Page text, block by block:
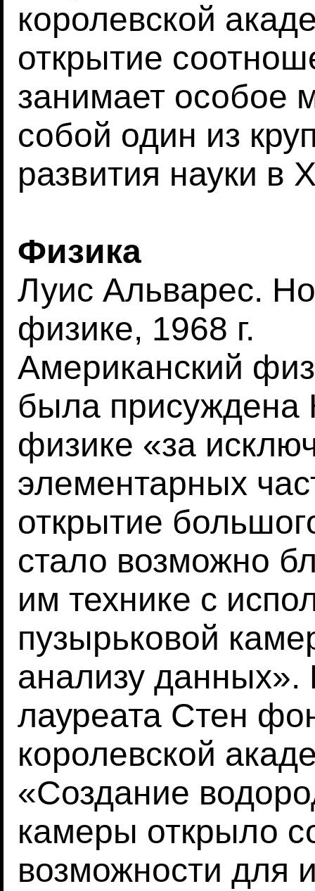
королевской
открытие
занимает особое
собой один из
развития науки в
Физика
Луис Альварес.
физике, 1968 г.
Американский
была присуждена
физике «за
элементарных
открытие
стало возможно
им технике с
пузырьковой
анализу данных».
лауреата Стен
королевской
«Создание
камеры открыло
возможности для